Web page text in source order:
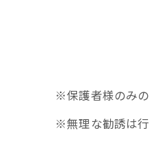
※保護者様のみの
※無理な勧誘は行